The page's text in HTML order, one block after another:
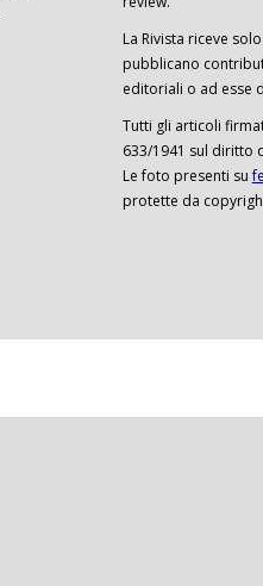
La Rivista riceve
pubblicano
editoriali o ad esse
Tutti gli articoli
633/1941 sul diritto
Le foto presenti su
protette da